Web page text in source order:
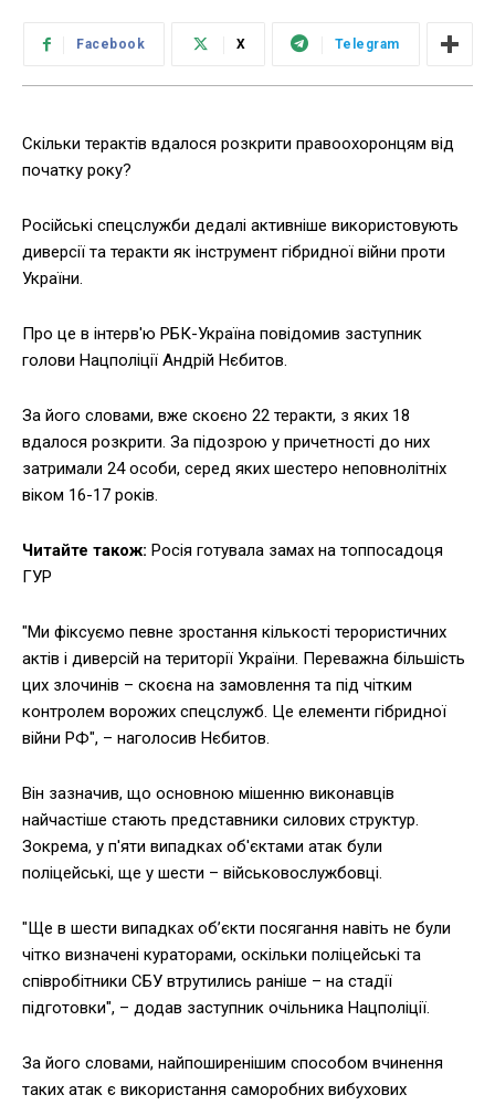
Facebook X Telegram
Скільки терактів вдалося розкрити правоохоронцям від
початку року?
Російські спецслужби дедалі активніше використовують
диверсії та теракти як інструмент гібридної війни проти
України.
Про це в інтерв'ю РБК-Україна повідомив заступник
голови Нацполіції Андрій Нєбитов.
За його словами, вже скоєно 22 теракти, з яких 18
вдалося розкрити. За підозрою у причетності до них
затримали 24 особи, серед яких шестеро неповнолітніх
віком 16-17 років.
Читайте також: Росія готувала замах на топпосадоця
ГУР
"Ми фіксуємо певне зростання кількості терористичних
актів і диверсій на території України. Переважна більшість
цих злочинів – скоєна на замовлення та під чітким
контролем ворожих спецслужб. Це елементи гібридної
війни РФ", – наголосив Нєбитов.
Він зазначив, що основною мішенню виконавців
найчастіше стають представники силових структур.
Зокрема, у п'яти випадках об'єктами атак були
поліцейські, ще у шести – військовослужбовці.
"Ще в шести випадках об’єкти посягання навіть не були
чітко визначені кураторами, оскільки поліцейські та
співробітники СБУ втрутились раніше – на стадії
підготовки", – додав заступник очільника Нацполіції.
За його словами, найпоширенішим способом вчинення
таких атак є використання саморобних вибухових